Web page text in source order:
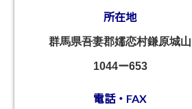
所在地
群馬県吾妻郡嬬恋村鎌原城山
1044ー653
電話・FAX